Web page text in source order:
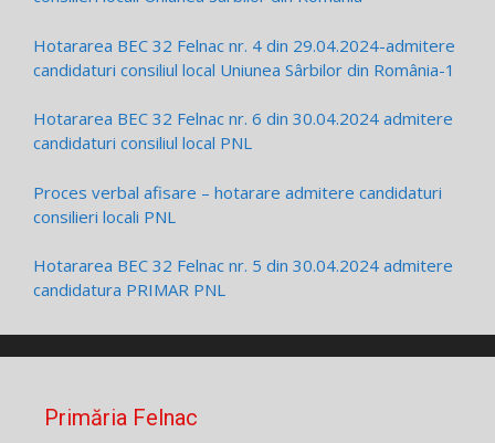
Hotararea BEC 32 Felnac nr. 4 din 29.04.2024-admitere
candidaturi consiliul local Uniunea Sârbilor din România-1
Hotararea BEC 32 Felnac nr. 6 din 30.04.2024 admitere
candidaturi consiliul local PNL
Proces verbal afisare – hotarare admitere candidaturi
consilieri locali PNL
Hotararea BEC 32 Felnac nr. 5 din 30.04.2024 admitere
candidatura PRIMAR PNL
Primăria Felnac